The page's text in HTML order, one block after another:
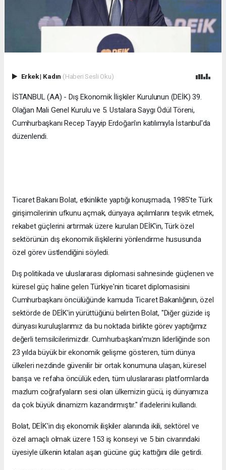
Erkek| Kadın (Haberi Sesli Oku)
İSTANBUL (AA) - Dış Ekonomik İlişkiler Kurulunun (DEİK) 39.
Olağan Mali Genel Kurulu ve 5. Ustalara Saygı Ödül Töreni,
Cumhurbaşkanı Recep Tayyip Erdoğan'ın katılımıyla İstanbul'da
düzenlendi.
Ticaret Bakanı Bolat, etkinlikte yaptığı konuşmada, 1985'te Türk
girişimcilerinin ufkunu açmak, dünyaya açılımlarını teşvik etmek,
rekabet güçlerini artırmak üzere kurulan DEİK'in, Türk özel
sektörünün dış ekonomik ilişkilerini yönlendirme hususunda
özel görev üstlendiğini söyledi.
Dış politikada ve uluslararası diplomasi sahnesinde güçlenen ve
küresel güç haline gelen Türkiye'nin ticaret diplomasisini
Cumhurbaşkanı öncülüğünde kamuda Ticaret Bakanlığının, özel
sektörde de DEİK'in yürüttüğünü belirten Bolat, "Diğer güzide iş
dünyası kuruluşlarımız da bu noktada birlikte görev yaptığımız
değerli temsilcilerimizdir. Cumhurbaşkanı'mızın liderliğinde son
23 yılda büyük bir ekonomik gelişme gösteren, tüm dünya
ülkeleri nezdinde güvenilir bir ortak konumuna ulaşan, küresel
barışa ve refaha öncülük eden, tüm uluslararası platformlarda
mazlum coğrafyaların sesi olan ülkemizin gücü, iş dünyamıza
da çok büyük dinamizm kazandırmıştır." ifadelerini kullandı.
Bolat, DEİK'in dış ekonomik ilişkiler alanında ikili, sektörel ve
özel amaçlı olmak üzere 153 iş konseyi ve 5 bin civarındaki
üyesiyle ülkenin kıtaları aşan gücüne güç kattığını dile getirdi.